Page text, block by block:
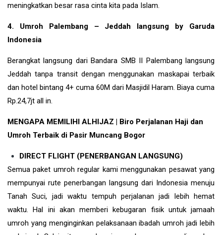
meningkatkan besar rasa cinta kita pada Islam.
4. Umroh Palembang – Jeddah langsung by Garuda
Indonesia
Berangkat langsung dari Bandara SMB II Palembang langsung
Jeddah tanpa transit dengan menggunakan maskapai terbaik
dan hotel bintang 4+ cuma 60M dari Masjidil Haram. Biaya cuma
Rp.24,7jt all in.
MENGAPA MEMILIHI ALHIJAZ | Biro Perjalanan Haji dan
Umroh Terbaik di Pasir Muncang Bogor
DIRECT FLIGHT (PENERBANGAN LANGSUNG)
Semua paket umroh regular kami menggunakan pesawat yang
mempunyai rute penerbangan langsung dari Indonesia menuju
Tanah Suci, jadi waktu tempuh perjalanan jadi lebih hemat
waktu. Hal ini akan memberi kebugaran fisik untuk jamaah
umroh yang menginginkan pelaksanaan ibadah umroh jadi lebih